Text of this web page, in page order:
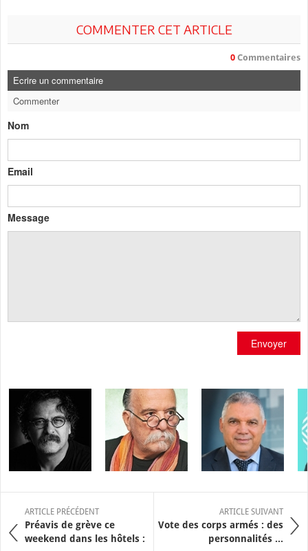
COMMENTER CET ARTICLE
0 Commentaires
Ecrire un commentaire
Commenter
Nom
Email
Message
Envoyer
ARTICLE PRÉCÉDENT
Préavis de grève ce
weekend dans les hôtels :
ARTICLE SUIVANT
Vote des corps armés : des
personnalités ...